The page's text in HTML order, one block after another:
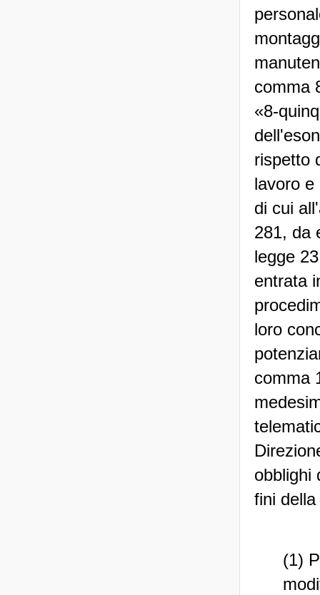
comma
«8-
rispetto
lavoro e
di cui
281, da
legge
entrata
loro
comma
obblighi
fini
(1)